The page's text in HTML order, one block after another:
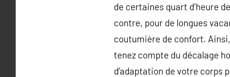
de certaines quart d’heure
contre, pour de longues
coutumière de confort.
tenez compte du décalage
d’adaptation de votre corps